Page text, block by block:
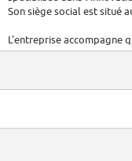
Son siège social est situé
L'entreprise accompagne
dans des secteurs variés
En 2021, Alcimed